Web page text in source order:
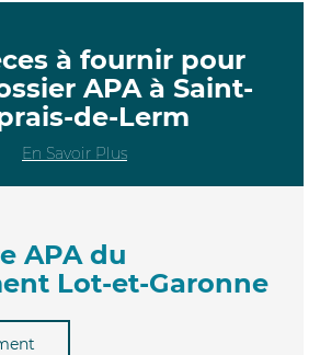
à fournir pour
APA à Saint-
de-Lerm
En Savoir Plus
APA du
Lot-et-Garonne